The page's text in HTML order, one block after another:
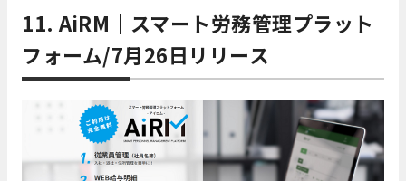
11. AiRM｜スマート労務管理プラット
フォーム/7月26日リリース